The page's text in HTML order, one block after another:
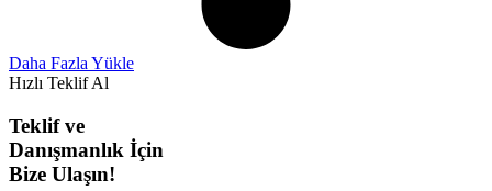
Daha Fazla Yükle
Hızlı Teklif Al
Teklif ve
Danışmanlık İçin
Bize Ulaşın!